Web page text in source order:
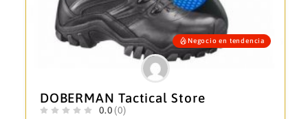
Negocio en tendencia
DOBERMAN Tactical Store
0.0 (0)